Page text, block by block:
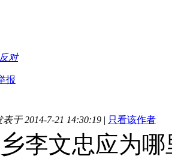
反对
报
表于 2014-7-21 14:30:19 | 只看该作者
李文忠应为